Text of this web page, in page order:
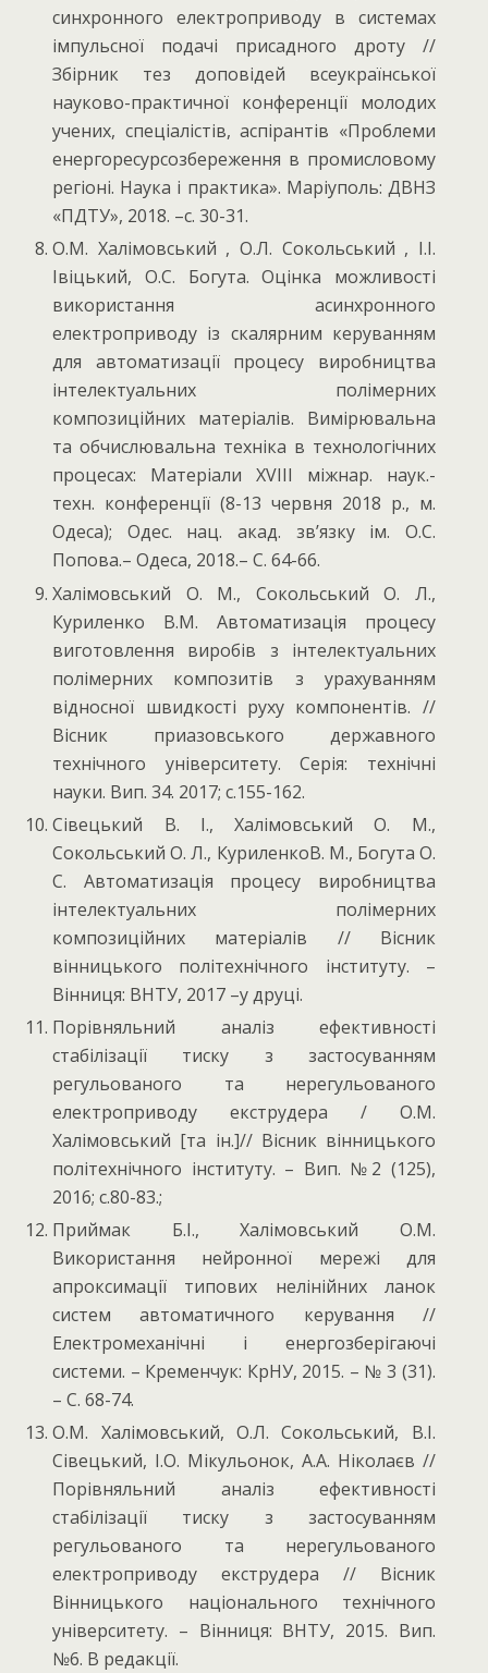
синхронного електроприводу в системах
імпульсної подачі присадного дроту //
Збірник тез доповідей всеукраїнської
науково-практичної конференції молодих
учених, спеціалістів, аспірантів «Проблеми
енергоресурсозбереження в промисловому
регіоні. Наука і практика». Маріуполь: ДВНЗ
«ПДТУ», 2018. –с. 30-31.
О.М. Халімовський , О.Л. Сокольський , І.І.
Івіцький, О.С. Богута. Оцінка можливості
використання асинхронного
електроприводу із скалярним керуванням
для автоматизації процесу виробництва
інтелектуальних полімерних
композиційних матеріалів. Вимірювальна
та обчислювальна техніка в технологічних
процесах: Матеріали XVIIІ міжнар. наук.-
техн. конференції (8-13 червня 2018 р., м.
Одеса); Одес. нац. акад. зв’язку ім. О.С.
Попова.– Одеса, 2018.– С. 64-66.
Халімовський О. М., Сокольський О. Л.,
Куриленко В.М. Автоматизація процесу
виготовлення виробів з інтелектуальних
полімерних композитів з урахуванням
відносної швидкості руху компонентів. //
Вісник приазовського державного
технічного університету. Серія: технічні
науки. Вип. 34. 2017; с.155-162.
Сівецький В. І., Халімовський О. М.,
Сокольський О. Л., КуриленкоВ. М., Богута О.
С. Автоматизація процесу виробництва
інтелектуальних полімерних
композиційних матеріалів // Вісник
вінницького політехнічного інституту. –
Вінниця: ВНТУ, 2017 –у друці.
Порівняльний аналіз ефективності
стабілізації тиску з застосуванням
регульованого та нерегульованого
електроприводу екструдера / О.М.
Халімовський [та ін.]// Вісник вінницького
політехнічного інституту. – Вип. №2 (125),
2016; с.80-83.;
Приймак Б.І., Халімовський О.М.
Використання нейронної мережі для
апроксимації типових нелінійних ланок
систем автоматичного керування //
Електромеханічні і енергозберігаючі
системи. – Кременчук: КрНУ, 2015. – № 3 (31).
– С. 68-74.
О.М. Халімовський, О.Л. Сокольський, В.І.
Сівецький, І.О. Мікульонок, А.А. Ніколаєв //
Порівняльний аналіз ефективності
стабілізації тиску з застосуванням
регульованого та нерегульованого
електроприводу екструдера // Вісник
Вінницького національного технічного
університету. – Вінниця: ВНТУ, 2015. Вип.
№6. В редакції.